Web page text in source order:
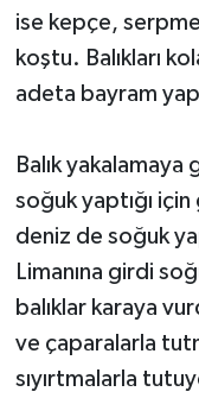
ise kepçe,
koştu. Balıkları
adeta bayram
Balık
soğuk yaptığı
deniz de soğuk
Limanına girdi
balıklar karaya
ve çaparalarla
sıyırtmalarla